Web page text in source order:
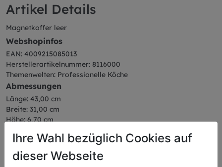
Artikel Details
Magnetkoffer leer
Webshopinfos
EAN: 4009215085013
Herstellerartikelnummer: 8116000
Themenwelten: Professionelle Köche
Abmessungen
Länge: 43,00 cm
Breite: 31,00 cm
Höhe: 6,70 cm
Ihre Wahl bezüglich Cookies auf
dieser Webseite